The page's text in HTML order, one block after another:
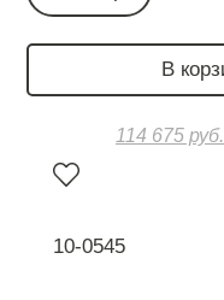
В
114 675
10-0545